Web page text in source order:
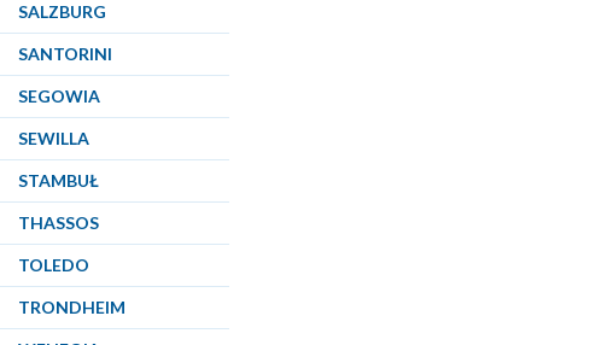
SALZBURG
SANTORINI
SEGOWIA
SEWILLA
STAMBUŁ
THASSOS
TOLEDO
TRONDHEIM